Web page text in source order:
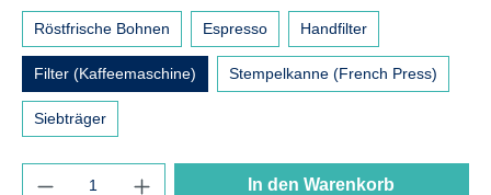
Röstfrische Bohnen Espresso Handfilter
Filter (Kaffeemaschine) Stempelkanne (French Press)
Siebträger
Produkt Anzahl: Gib den gewünschten
In den Warenkorb